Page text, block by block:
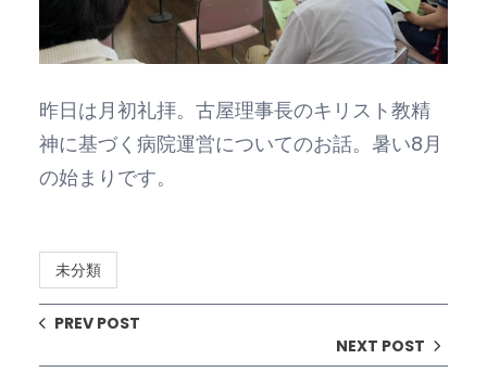
昨日は月初礼拝。古屋理事長のキリスト教精
神に基づく病院運営についてのお話。暑い8月
の始まりです。
未分類
PREV POST
NEXT POST